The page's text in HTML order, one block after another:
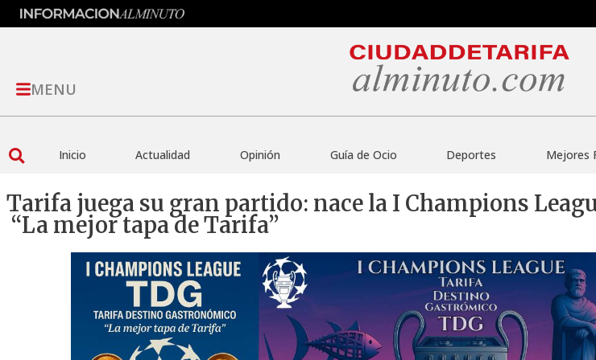
MENU
Inicio Actualidad Opinión Guía de Ocio Deportes Mejores
Tarifa juega su gran partido: nace la I Champions
“La mejor tapa de Tarifa”